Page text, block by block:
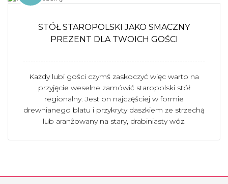
STÓŁ STAROPOLSKI JAKO SMACZNY
PREZENT DLA TWOICH GOŚCI
Każdy lubi gości czymś zaskoczyć więc warto na
przyjęcie weselne zamówić staropolski stół
regionalny. Jest on najczęściej w formie
drewnianego blatu i przykryty daszkiem ze strzechą
lub aranżowany na stary, drabiniasty wóz.